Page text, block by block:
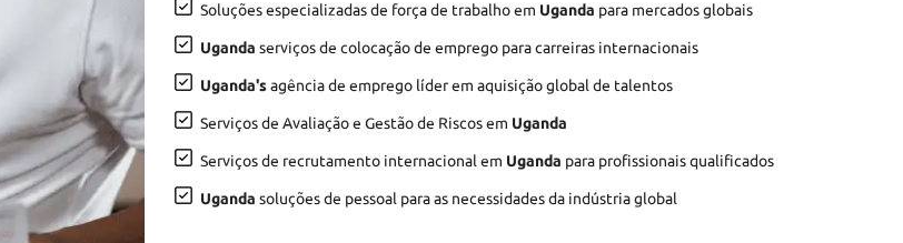
Soluções especializadas de força de trabalho em Uganda para mercados globais
Uganda serviços de colocação de emprego para carreiras internacionais
Uganda'sagência de emprego líder em aquisição global de talentos
Serviços de Avaliação e Gestão de Riscos em Uganda
Serviços de recrutamento internacional em Uganda para profissionais qualificados
Uganda soluções de pessoal para as necessidades da indústria global